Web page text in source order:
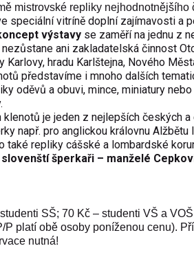
mistrovské repliky nejhodnotnějšího
speciální vitríně doplní zajímavosti a
výstavy se zaměří na jednu z
nezůstane ani zakladatelská činnost
hradu Karlštejna, Nového
představíme i mnoho dalších
oděvů a obuvi, mince, miniatury
je jeden z nejlepších českých
např. pro anglickou královnu
také repliky cášské a lombardské
šperkaři – manželé
SŠ; 70 Kč – studenti VŠ a
platí obě osoby poníženou cenu).
nutná!